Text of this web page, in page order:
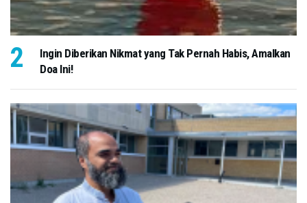
Ingin Diberikan Nikmat yang Tak Pernah Habis, Amalkan
Doa Ini!